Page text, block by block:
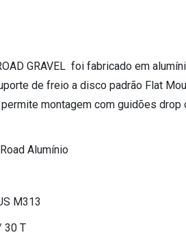
GRAVEL foi fabricado em
de freio a disco padrão Flat
montagem com guidões drop
Alumínio
M313
30 T